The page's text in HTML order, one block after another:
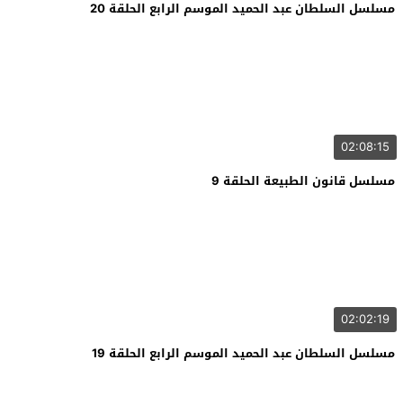
مسلسل السلطان عبد الحميد الموسم الرابع الحلقة 20
02:08:15
مسلسل قانون الطبيعة الحلقة 9
02:02:19
مسلسل السلطان عبد الحميد الموسم الرابع الحلقة 19